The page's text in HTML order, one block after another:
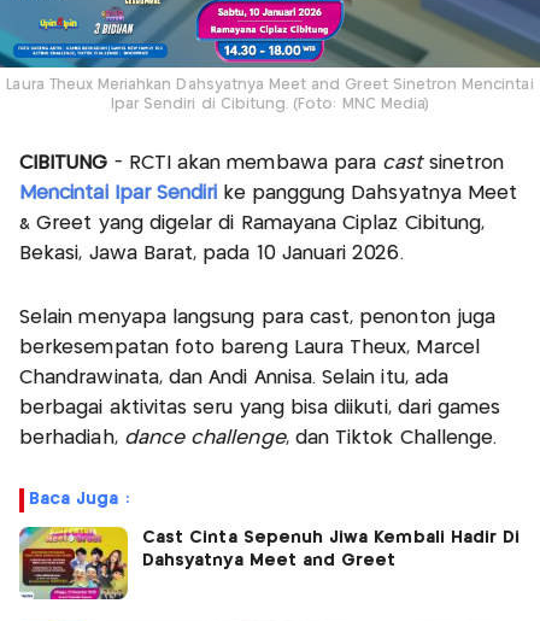
Laura Theux Meriahkan Dahsyatnya Meet and Greet Sinetron Mencintai
Ipar Sendiri di Cibitung. (Foto: MNC Media)
CIBITUNG - RCTI akan membawa para castsinetron
Mencintai Ipar Sendiri ke panggung Dahsyatnya Meet
& Greet yang digelar di Ramayana Ciplaz Cibitung,
Bekasi, Jawa Barat, pada 10 Januari 2026.
Selain menyapa langsung para cast, penonton juga
berkesempatan foto bareng Laura Theux, Marcel
Chandrawinata, dan Andi Annisa. Selain itu, ada
berbagai aktivitas seru yang bisa diikuti, dari games
berhadiah, dance challenge, dan Tiktok Challenge.
Baca Juga :
Cast Cinta Sepenuh Jiwa Kembali Hadir Di
Dahsyatnya Meet and Greet